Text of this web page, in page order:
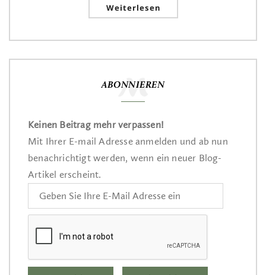
Weiterlesen
ABONNIEREN
Keinen Beitrag mehr verpassen!
Mit Ihrer E-mail Adresse anmelden und ab nun
benachrichtigt werden, wenn ein neuer Blog-
Artikel erscheint.